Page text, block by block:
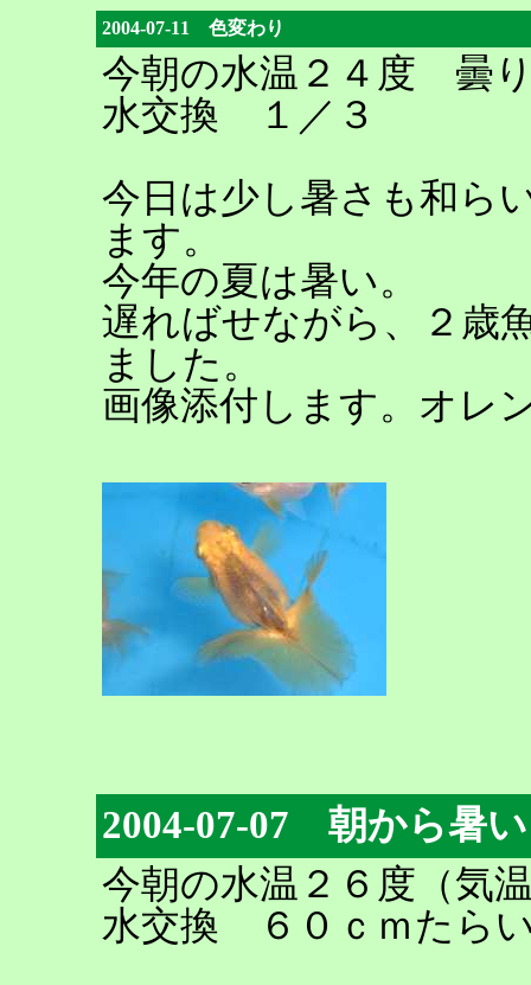
2004-07-11 色変わり
今朝の水温２４度 曇
水交換 １／３
今日は少し暑さも和ら
ます。
今年の夏は暑い。
遅ればせながら、２歳
ました。
画像添付します。オレ
2004-07-07 朝から暑
今朝の水温２６度（気
水交換 ６０ｃｍたら